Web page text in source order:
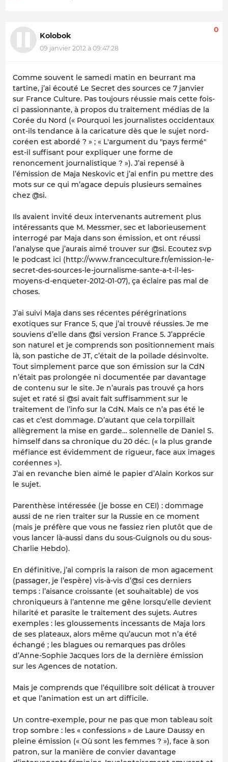
Kolobok
09 janvier 2012 à 09:47:28
0
Comme souvent le samedi matin en beurrant ma
tartine, j’ai écouté Le Secret des sources ce 7 janvier
sur France Culture. Pas toujours réussie mais cette fois-
ci passionnante, à propos du traitement médias de la
Corée du Nord (« Pourquoi les journalistes occidentaux
ont-ils tendance à la caricature dès que le sujet nord-
coréen est abordé ? » ; « L'argument du "pays fermé"
est-il suffisant pour expliquer une forme de
renoncement journalistique ? »). J’ai repensé à
l’émission de Maja Neskovic et j’ai enfin pu mettre des
mots sur ce qui m’agace depuis plusieurs semaines
chez @si.
Ils avaient invité deux intervenants autrement plus
intéressants que M. Messmer, sec et laborieusement
interrogé par Maja dans son émission, et ont réussi
l’analyse que j’aurais aimé trouver sur @si. Ecoutez svp
le podcast ici (http://www.franceculture.fr/emission-le-
secret-des-sources-le-journalisme-sante-a-t-il-les-
moyens-d-enqueter-2012-01-07), ça éclaire pas mal de
choses.
J’ai suivi Maja dans ses récentes pérégrinations
exotiques sur France 5, que j’ai trouvé réussies. Je me
souviens d’elle dans @si version France 5. J’apprécie
son naturel et je comprends son positionnement mais
là, son pastiche de JT, c’était de la poilade désinvolte.
Tout simplement parce que son émission sur la CdN
n’était pas prolongée ni documentée par davantage
de contenu sur le site. Je n’aurais pas trouvé ça hors
sujet et raté si @si avait fait suffisamment sur le
traitement de l’info sur la CdN. Mais ce n’a pas été le
cas et c’est dommage. D’autant que cela torpillait
allègrement la mise en garde… solennelle de Daniel S.
himself dans sa chronique du 20 déc. (« la plus grande
méfiance est évidemment de rigueur, face aux images
coréennes »).
J’ai en revanche bien aimé le papier d’Alain Korkos sur
le sujet.
Parenthèse intéressée (je bosse en CEI) : dommage
aussi de ne rien traiter sur la Russie en ce moment
(mais je préfère que vous ne fassiez rien plutôt que de
vous lancer là-aussi dans du sous-Guignols ou du sous-
Charlie Hebdo).
En définitive, j’ai compris la raison de mon agacement
(passager, je l’espère) vis-à-vis d’@si ces derniers
temps : l’aisance croissante (et souhaitable) de vos
chroniqueurs à l’antenne me gêne lorsqu’elle devient
hilarité et parasite le traitement des sujets. Autres
exemples : les gloussements incessants de Maja lors
de ses plateaux, alors même qu’aucun mot n’a été
échangé ; les blagues ou remarques pas drôles
d’Anne-Sophie Jacques lors de la dernière émission
sur les Agences de notation.
Mais je comprends que l’équilibre soit délicat à trouver
et que l’animation est un art difficile.
Un contre-exemple, pour ne pas que mon tableau soit
trop sombre : les « confessions » de Laure Daussy en
pleine émission (« Où sont les femmes ? »), face à son
patron, sur la manière de convier davantage